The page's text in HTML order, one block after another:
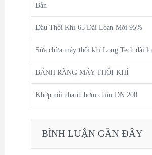
Bản
Đầu Thổi Khí 65 Đài Loan Mới 95%
Sửa chữa máy thổi khí Long Tech đài
BÁNH RĂNG MÁY THỔI KHÍ
Khớp nối nhanh bơm chìm DN 200
BÌNH LUẬN GẦN ĐÂY